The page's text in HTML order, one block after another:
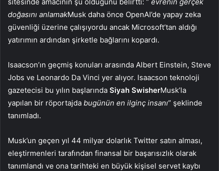
doğasını anlamakMusk daha önce OpenAI’de yapay zeka
güvenliği üzerine çalışıyordu ancak Microsoft’tan aldığı
yatırımın ardından şirketle bağlarını kopardı.
Isaacson’ın geçmiş konuları arasında Albert Einstein, Steve
Jobs ve Leonardo Da Vinci yer alıyor. Isaacson teknoloji
gazetecisi bu yılın başlarında Siyah SwisherMusk’la
yapılan bir röportajda bugünün en ilginç insanı” şeklinde
tanımladı.
Musk’un geçen yıl 44 milyar dolarlık Twitter satın alması,
eleştirmenleri tarafından finansal bir başarısızlık olarak
tanımlandı ve ona tarihteki en büyük kişisel servet kaybı